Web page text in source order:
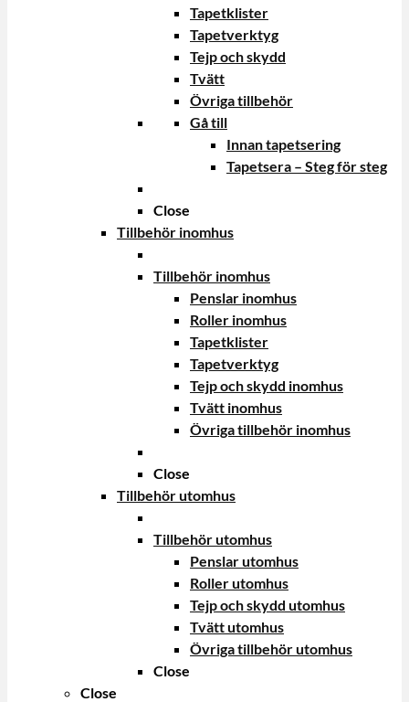
Tapetklister
Tapetverktyg
Tejp och skydd
Tvätt
Övriga tillbehör
Gå till
Innan tapetsering
Tapetsera – Steg för steg
Close
Tillbehör inomhus
Tillbehör inomhus
Penslar inomhus
Roller inomhus
Tapetklister
Tapetverktyg
Tejp och skydd inomhus
Tvätt inomhus
Övriga tillbehör inomhus
Close
Tillbehör utomhus
Tillbehör utomhus
Penslar utomhus
Roller utomhus
Tejp och skydd utomhus
Tvätt utomhus
Övriga tillbehör utomhus
Close
Close